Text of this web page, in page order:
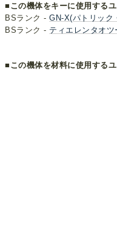
■この機体をキーに使用するユ
BSランク -GN-X(パトリック
BSランク - ティエレンタオツ
■この機体を材料に使用するユ